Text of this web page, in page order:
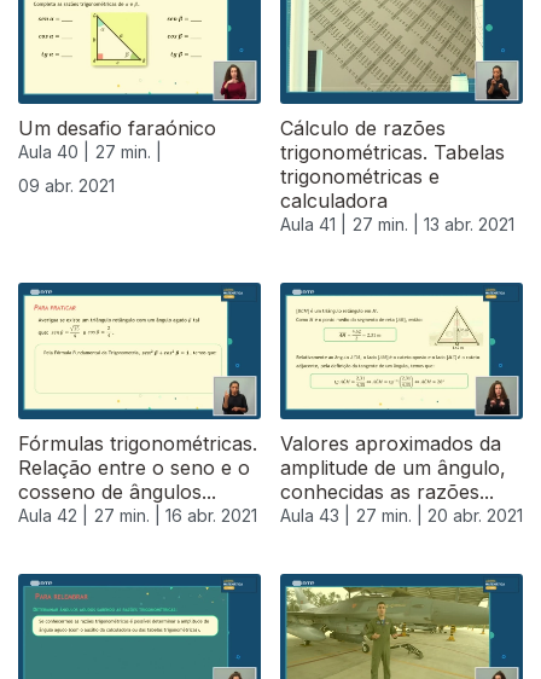
Um desafio faraónico
Aula 40 |
27 min. |
09 abr. 2021
Cálculo de razões
trigonométricas. Tabelas
trigonométricas e
calculadora
Aula 41 | 27 min. | 13 abr. 2021
Fórmulas trigonométricas.
Relação entre o seno e o
cosseno de ângulos...
Aula 42 | 27 min. | 16 abr. 2021
Valores aproximados da
amplitude de um ângulo,
conhecidas as razões...
Aula 43 | 27 min. | 20 abr. 2021